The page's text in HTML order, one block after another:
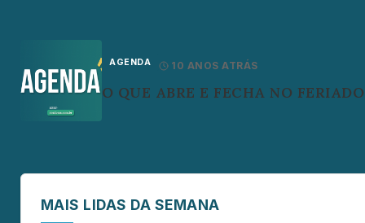
AGENDA 10 ANOS ATRÁS
O QUE ABRE E FECHA NO
MAIS LIDAS DA SEMANA